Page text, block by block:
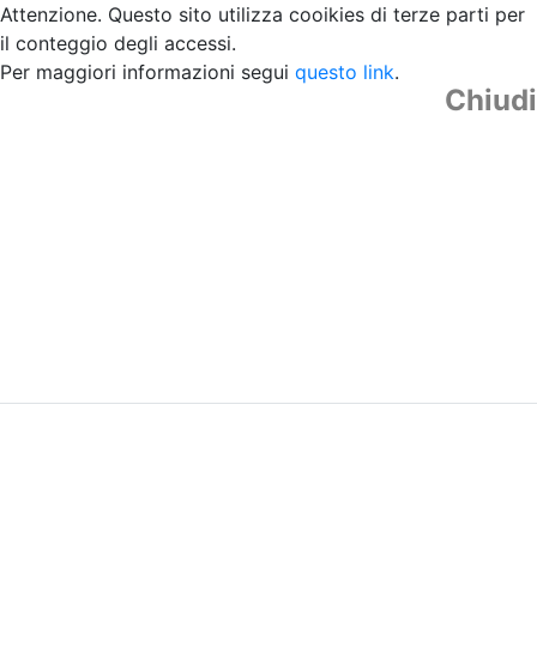
Attenzione. Questo sito utilizza cooikies di terze parti per
il conteggio degli accessi.
Per maggiori informazioni segui questo link.
Chiudi